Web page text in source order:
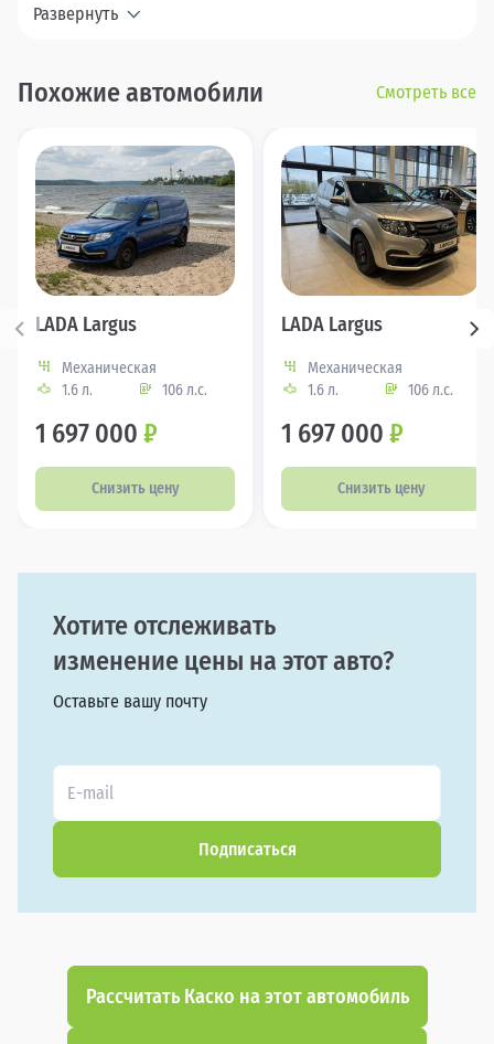
Развернуть
Похожие автомобили Смотреть все
LADA Largus
Механическая
1.6 л.
106 л.с.
1 697 000 ₽
Снизить цену
LADA Largus
Механическая
1.6 л.
106 л.с.
1 697 000 ₽
Снизить цену
Хотите отслеживать
изменение цены на этот авто?
Оставьте вашу почту
Подписаться
Рассчитать Каско на этот автомобиль